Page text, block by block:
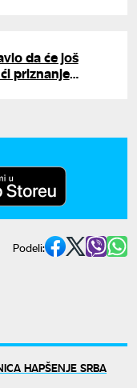
da će još
priznanje
Podeli:
HAPŠENJE SRBA